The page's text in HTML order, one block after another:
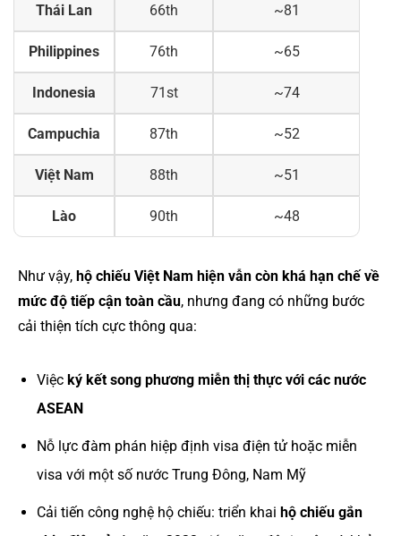
Thái Lan 66th ~81
Philippines 76th ~65
Indonesia 71st ~74
Campuchia 87th ~52
Việt Nam 88th ~51
Lào 90th ~48
Như vậy, hộ chiếu Việt Nam hiện vẫn còn khá hạn chế về
mức độ tiếp cận toàn cầu, nhưng đang có những bước
cải thiện tích cực thông qua:
Việc ký kết song phương miễn thị thực với các nước
ASEAN
Nỗ lực đàm phán hiệp định visa điện tử hoặc miễn
visa với một số nước Trung Đông, Nam Mỹ
Cải tiến công nghệ hộ chiếu: triển khai hộ chiếu gắn